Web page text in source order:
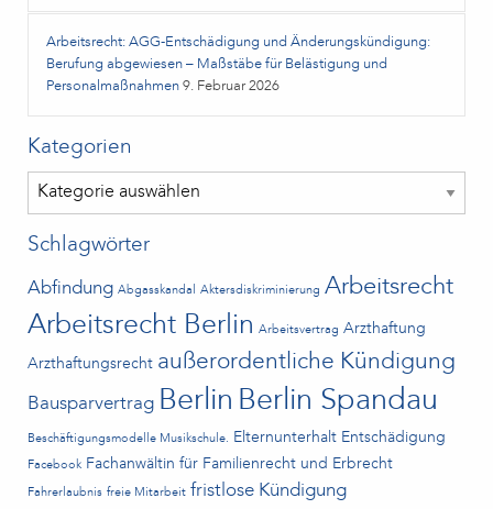
Arbeitsrecht: AGG-Entschädigung und Änderungskündigung:
Berufung abgewiesen – Maßstäbe für Belästigung und
Personalmaßnahmen 9. Februar 2026
Kategorien
Kategorien
Schlagwörter
Abfindung Abgasskandal Aktersdiskriminierung Arbeitsrecht
Arbeitsrecht Berlin Arbeitsvertrag Arzthaftung
Arzthaftungsrecht außerordentliche Kündigung
Bausparvertrag Berlin Berlin Spandau
Beschäftigungsmodelle Musikschule. Elternunterhalt Entschädigung
Facebook Fachanwältin für Familienrecht und Erbrecht
Fahrerlaubnis freie Mitarbeit fristlose Kündigung